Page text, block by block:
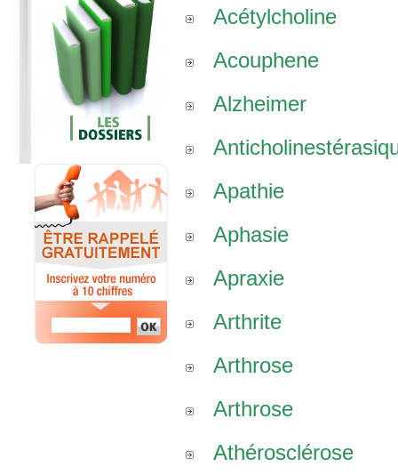
Acétylcholine
Acouphene
Alzheimer
Apathie
Aphasie
Apraxie
Arthrite
Arthrose
Arthrose
Athérosclérose